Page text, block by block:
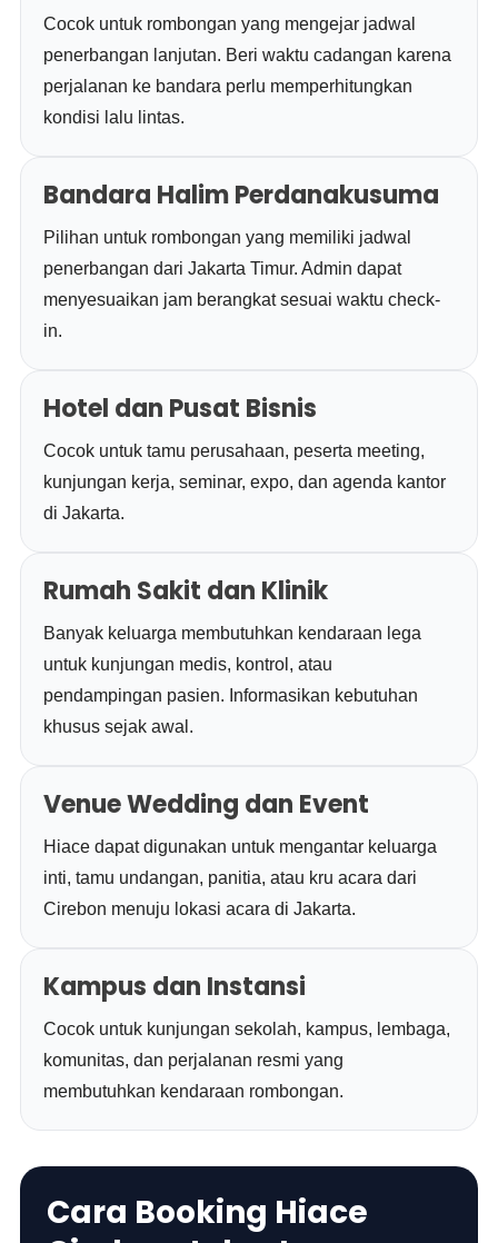
Cocok untuk rombongan yang mengejar jadwal
penerbangan lanjutan. Beri waktu cadangan karena
perjalanan ke bandara perlu memperhitungkan
kondisi lalu lintas.
Bandara Halim Perdanakusuma
Pilihan untuk rombongan yang memiliki jadwal
penerbangan dari Jakarta Timur. Admin dapat
menyesuaikan jam berangkat sesuai waktu check-
in.
Hotel dan Pusat Bisnis
Cocok untuk tamu perusahaan, peserta meeting,
kunjungan kerja, seminar, expo, dan agenda kantor
di Jakarta.
Rumah Sakit dan Klinik
Banyak keluarga membutuhkan kendaraan lega
untuk kunjungan medis, kontrol, atau
pendampingan pasien. Informasikan kebutuhan
khusus sejak awal.
Venue Wedding dan Event
Hiace dapat digunakan untuk mengantar keluarga
inti, tamu undangan, panitia, atau kru acara dari
Cirebon menuju lokasi acara di Jakarta.
Kampus dan Instansi
Cocok untuk kunjungan sekolah, kampus, lembaga,
komunitas, dan perjalanan resmi yang
membutuhkan kendaraan rombongan.
Cara Booking Hiace